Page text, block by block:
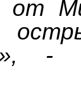
-